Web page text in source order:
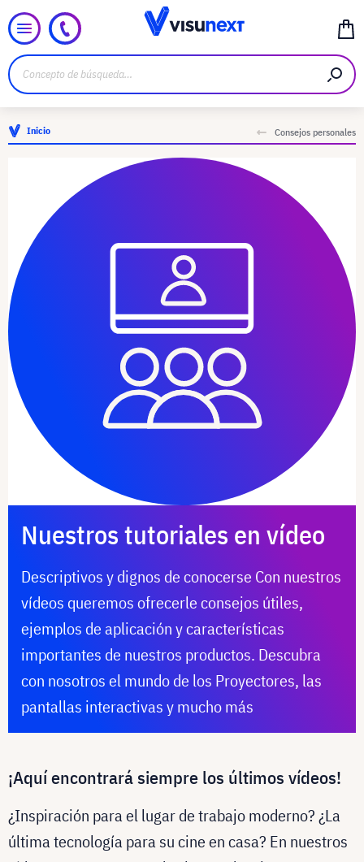
Inicio Consejos personales
Nuestros tutoriales en vídeo
Descriptivos y dignos de conocerse Con nuestros
vídeos queremos ofrecerle consejos útiles,
ejemplos de aplicación y características
importantes de nuestros productos. Descubra
con nosotros el mundo de los Proyectores, las
pantallas interactivas y mucho más
¡Aquí encontrará siempre los últimos vídeos!
¿Inspiración para el lugar de trabajo moderno? ¿La
última tecnología para su cine en casa? En nuestros